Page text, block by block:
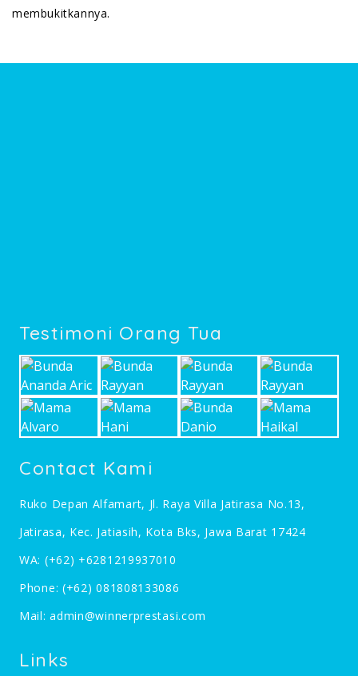
membukitkannya.
Testimoni Orang Tua
Contact Kami
Ruko Depan Alfamart, Jl. Raya Villa Jatirasa No.13,
Jatirasa, Kec. Jatiasih, Kota Bks, Jawa Barat 17424
WA: (+62) +6281219937010
Phone: (+62) 081808133086
Mail:admin@winnerprestasi.com
Links